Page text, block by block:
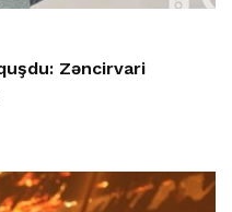
Zəncirvari